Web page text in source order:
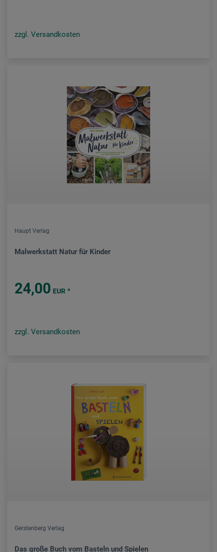
zzgl. Versandkosten
Haupt Verlag
Malwerkstatt Natur für Kinder
24,00 EUR *
zzgl. Versandkosten
Gerstenberg Verlag
Das große Buch vom Basteln und Spielen